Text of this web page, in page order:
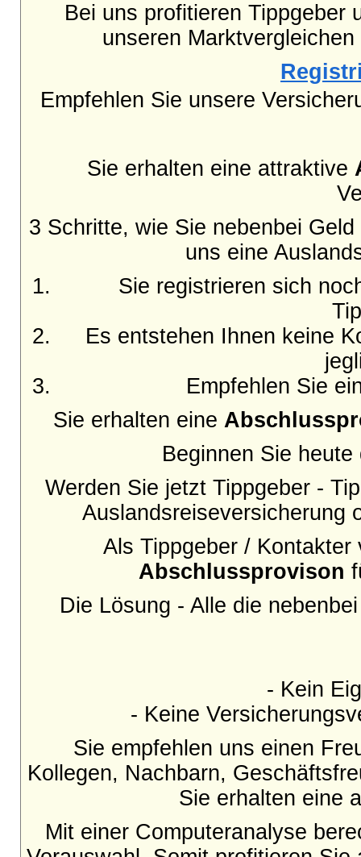
Bei uns profitieren Tippgeber
unseren
Empfehlen Sie unsere
Sie erhalten eine attraktive
3 Schritte, wie Sie nebenbei
uns eine
Sie registrieren sich
Es entstehen Ihnen keine
Empfehlen Sie
Sie erhalten eine
Beginnen Sie
Werden Sie jetzt Tippgeber -
Auslandsreiseversicherung
Als Tippgeber / Kontakter
Abschlussprovison
Die Lösung - Alle die
- Kein
- Keine
Sie empfehlen uns einen
Kollegen, Nachbarn,
Sie erhalten eine
Mit einer Computeranalyse